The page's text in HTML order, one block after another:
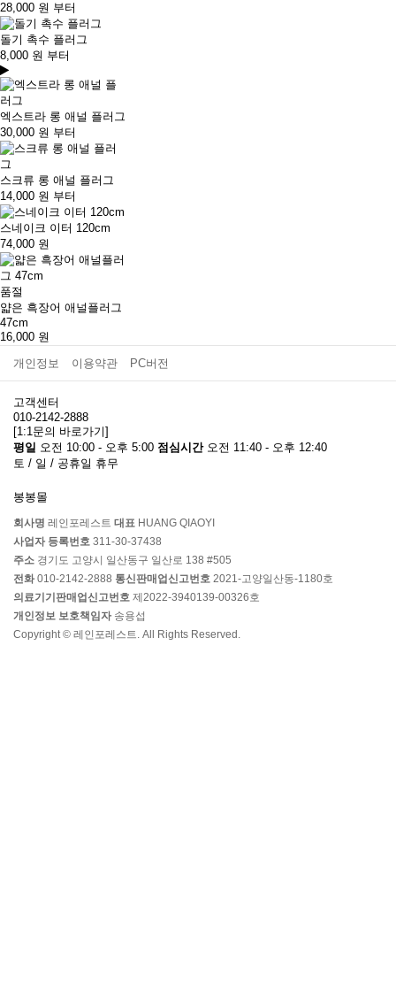
28,000 원 부터
돌기 촉수 플러그
8,000 원 부터
엑스트라 롱 애널 플러그
30,000 원 부터
스크류 롱 애널 플러그
14,000 원 부터
스네이크 이터 120cm
74,000 원
품절
얇은 흑장어 애널플러그
47cm
16,000 원
개인정보
이용약관 PC버전
고객센터
010-2142-2888
[1:1문의 바로가기]
평일 오전 10:00 - 오후 5:00 점심시간오전 11:40 - 오후 12:40
토 / 일 / 공휴일 휴무
봉봉몰
회사명 레인포레스트 대표 HUANG QIAOYI
사업자 등록번호 311-30-37438
주소 경기도 고양시 일산동구 일산로 138 #505
전화 010-2142-2888 통신판매업신고번호 2021-고양일산동-1180호
의료기기판매업신고번호 제2022-3940139-00326호
개인정보 보호책임자 송용섭
Copyright © 레인포레스트. All Rights Reserved.